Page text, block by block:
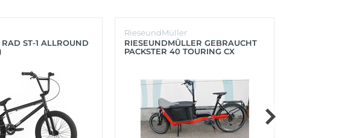
ST-1 ALLROUND
RieseundMüller
RIESEUNDMÜLLER GEBRAUCHT
PACKSTER 40 TOURING CX